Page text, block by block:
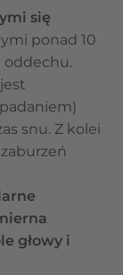
się
ponad 10
oddechu.
snu. Z kolei
głowy i